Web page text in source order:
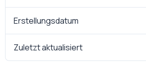
Erstellungsdatum
Zuletzt aktualisiert